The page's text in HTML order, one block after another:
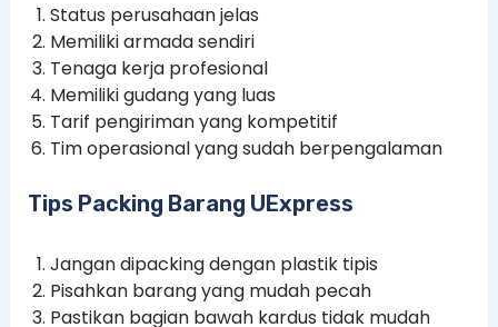
Status perusahaan jelas
Memiliki armada sendiri
Tenaga kerja profesional
Memiliki gudang yang luas
Tarif pengiriman yang kompetitif
Tim operasional yang sudah berpengalaman
Tips Packing Barang UExpress
Jangan dipacking dengan plastik tipis
Pisahkan barang yang mudah pecah
Pastikan bagian bawah kardus tidak mudah